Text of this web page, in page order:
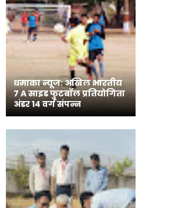
धमाका न्यूज: अखिल भारतीय
7 A साइड फुटबॉल प्रतियोगिता
अंडर 14 वर्ग संपन्न